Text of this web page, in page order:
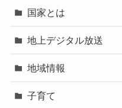
国家とは
地上デジタル放送
地域情報
子育て